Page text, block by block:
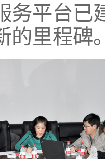
务平台已
的里程碑